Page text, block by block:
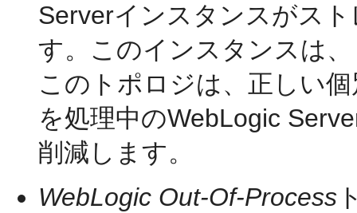
Serverインスタンスがス
す。このインスタンスは
このトポロジは、正しい
を処理中のWebLogic
削減します。
WebLogic Out-Of-Process